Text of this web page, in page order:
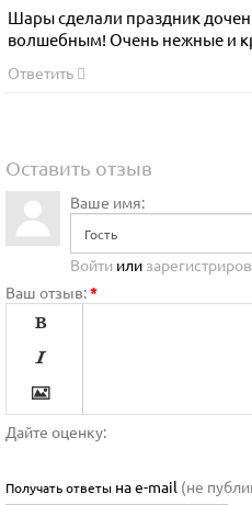
Шары сделали праздник
волшебным! Очень нежные и
Ответить
Оставить отзыв
Ваше имя:
Войти или
Ваш отзыв:*






Дайте оценку:
Получать ответы на e-mail (не